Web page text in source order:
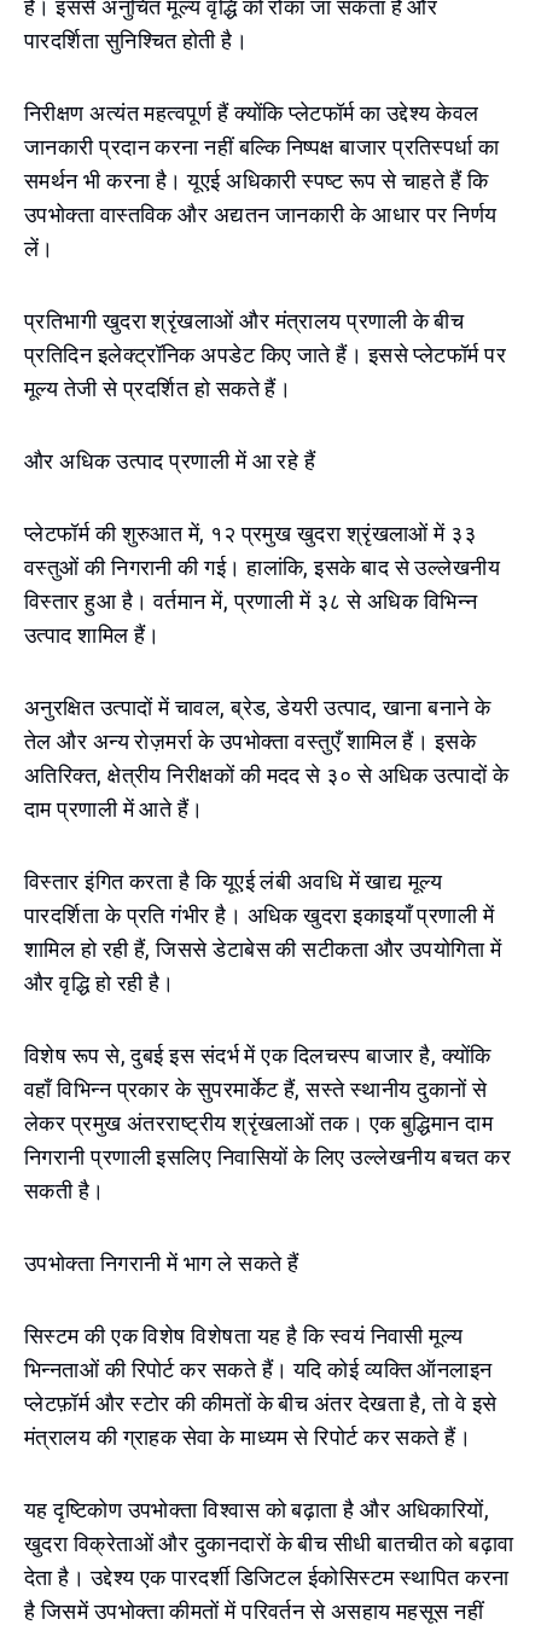
हैं। इससे अनुचित मूल्य वृद्धि को रोका जा सकता है और
पारदर्शिता सुनिश्चित होती है।
निरीक्षण अत्यंत महत्वपूर्ण हैं क्योंकि प्लेटफॉर्म का उद्देश्य केवल
जानकारी प्रदान करना नहीं बल्कि निष्पक्ष बाजार प्रतिस्पर्धा का
समर्थन भी करना है। यूएई अधिकारी स्पष्ट रूप से चाहते हैं कि
उपभोक्ता वास्तविक और अद्यतन जानकारी के आधार पर निर्णय
लें।
प्रतिभागी खुदरा श्रृंखलाओं और मंत्रालय प्रणाली के बीच
प्रतिदिन इलेक्ट्रॉनिक अपडेट किए जाते हैं। इससे प्लेटफॉर्म पर
मूल्य तेजी से प्रदर्शित हो सकते हैं।
और अधिक उत्पाद प्रणाली में आ रहे हैं
प्लेटफॉर्म की शुरुआत में, १२ प्रमुख खुदरा श्रृंखलाओं में ३३
वस्तुओं की निगरानी की गई। हालांकि, इसके बाद से उल्लेखनीय
विस्तार हुआ है। वर्तमान में, प्रणाली में ३८ से अधिक विभिन्न
उत्पाद शामिल हैं।
अनुरक्षित उत्पादों में चावल, ब्रेड, डेयरी उत्पाद, खाना बनाने के
तेल और अन्य रोज़मर्रा के उपभोक्ता वस्तुएँ शामिल हैं। इसके
अतिरिक्त, क्षेत्रीय निरीक्षकों की मदद से ३० से अधिक उत्पादों के
दाम प्रणाली में आते हैं।
विस्तार इंगित करता है कि यूएई लंबी अवधि में खाद्य मूल्य
पारदर्शिता के प्रति गंभीर है। अधिक खुदरा इकाइयाँ प्रणाली में
शामिल हो रही हैं, जिससे डेटाबेस की सटीकता और उपयोगिता में
और वृद्धि हो रही है।
विशेष रूप से, दुबई इस संदर्भ में एक दिलचस्प बाजार है, क्योंकि
वहाँ विभिन्न प्रकार के सुपरमार्केट हैं, सस्ते स्थानीय दुकानों से
लेकर प्रमुख अंतरराष्ट्रीय श्रृंखलाओं तक। एक बुद्धिमान दाम
निगरानी प्रणाली इसलिए निवासियों के लिए उल्लेखनीय बचत कर
सकती है।
उपभोक्ता निगरानी में भाग ले सकते हैं
सिस्टम की एक विशेष विशेषता यह है कि स्वयं निवासी मूल्य
भिन्नताओं की रिपोर्ट कर सकते हैं। यदि कोई व्यक्ति ऑनलाइन
प्लेटफ़ॉर्म और स्टोर की कीमतों के बीच अंतर देखता है, तो वे इसे
मंत्रालय की ग्राहक सेवा के माध्यम से रिपोर्ट कर सकते हैं।
यह दृष्टिकोण उपभोक्ता विश्वास को बढ़ाता है और अधिकारियों,
खुदरा विक्रेताओं और दुकानदारों के बीच सीधी बातचीत को बढ़ावा
देता है। उद्देश्य एक पारदर्शी डिजिटल ईकोसिस्टम स्थापित करना
है जिसमें उपभोक्ता कीमतों में परिवर्तन से असहाय महसूस नहीं